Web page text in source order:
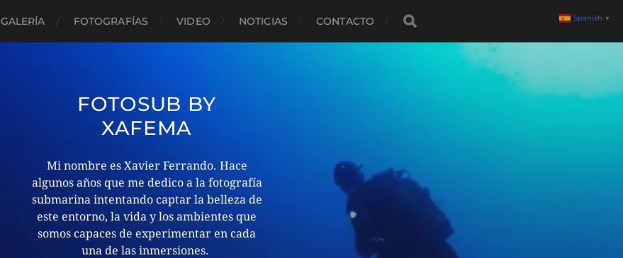
GALERÍA FOTOGRAFÍAS VIDEO NOTICIAS CONTACTO
FOTOSUB BY
XAFEMA
Mi nombre es Xavier Ferrando. Hace
algunos años que me dedico a la fotografía
submarina intentando captar la belleza de
este entorno, la vida y los ambientes que
somos capaces de experimentar en cada
una de las inmersiones. ​
Spanish ▼